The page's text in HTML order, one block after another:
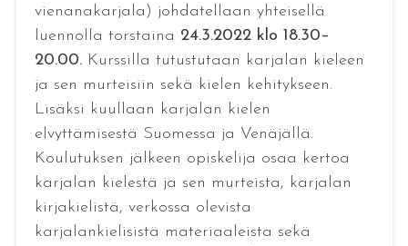
vienanakarjala) johdatellaan yhteisellä
luennolla torstaina 24.3.2022 klo 18.30–
20.00.Kurssilla tutustutaan karjalan kieleen
ja sen murteisiin sekä kielen kehitykseen.
Lisäksi kuullaan karjalan kielen
elvyttämisestä Suomessa ja Venäjällä.
Koulutuksen jälkeen opiskelija osaa kertoa
karjalan kielestä ja sen murteista, karjalan
kirjakielistä, verkossa olevista
karjalankielisistä materiaaleista sekä